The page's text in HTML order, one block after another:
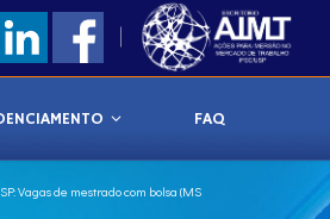
FAQ
Vagas de mestrado com bolsa (MS